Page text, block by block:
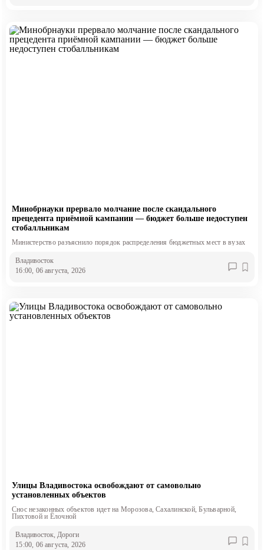
Минобрнауки прервало молчание после скандального
прецедента приёмной кампании — бюджет больше недоступен
стобалльникам
Министерство разъяснило порядок распределения бюджетных мест в вузах
Владивосток
16:00, 06 августа, 2026
Улицы Владивостока освобождают от самовольно
установленных объектов
Снос незаконных объектов идет на Морозова, Сахалинской, Бульварной,
Пихтовой и Ёлочной
Владивосток, Дороги
15:00, 06 августа, 2026